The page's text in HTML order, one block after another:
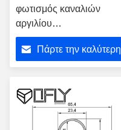
φωτισμός καναλιών
αργιλίου
σχεδιαγράμματος των
μεγάλων ανασταλμένος
μέγεθος οδηγήσεων
Πάρτε την καλύτερη